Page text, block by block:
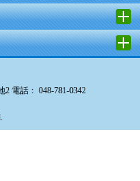
2 電話： 048-781-0342